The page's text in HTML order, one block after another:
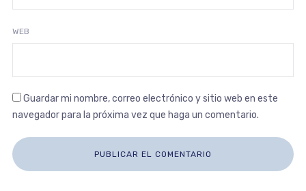
WEB
Guardar mi nombre, correo electrónico y sitio web en este
navegador para la próxima vez que haga un comentario.